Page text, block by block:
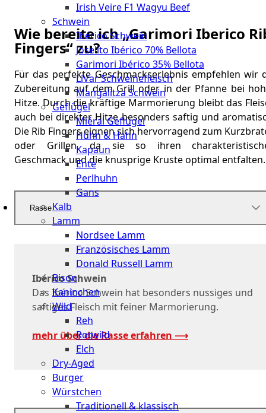
Irish Veire F1 Wagyu Beef
Schwein
Ibérico Schwein
Joselito Ibérico 70% Bellota
Garimori Ibérico 35% Bellota
LiVar Schweinefleisch
Mangalitza Schwein
Geflügel
Miéral Geflügel
Huhn & Hahn
Kapaun
Ente
Perlhuhn
Gans
Kalb
Lamm
Nordsee Lamm
Französisches Lamm
Donald Russell Lamm
Bison
Kaninchen
Wild
Reh
Rotwild
Elch
Dry-Aged
Burger
Würstchen
Traditionell & klassisch
Wie bereite ich „Garimori Iberico
Fingers“ zu?
Für das perfekte Geschmackserlebnis empfehlen wir
Zubereitung auf dem Grill oder in der Pfanne bei
Hitze. Durch die kräftige Marmorierung bleibt das
auch bei direkter Hitze besonders saftig und
Die Rib Fingers eignen sich hervorragend zum
oder Grillen, da sie so ihren
Geschmack und die knusprige Kruste optimal entfalten.
Rasse
Ibérico Schwein
Das Ibérico Schwein hat besonders nussiges und
saftiges Fleisch mit feiner Marmorierung.
mehr über die Rasse erfahren ⟶